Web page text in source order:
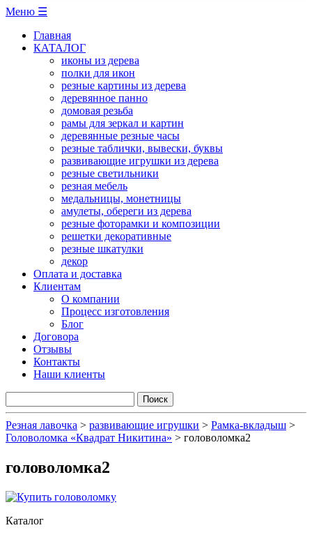
Меню ☰
Главная
КАТАЛОГ
иконы из дерева
полки для икон
резные картины из дерева
деревянное панно
домовая резьба
рамы для зеркал и картин
деревянные резные часы
резные таблички, вывески, буквы
развивающие игрушки из дерева
резные светильники
резная мебель
медальницы, монетницы
амулеты, обереги из дерева
резные фоторамки и композиции
решетки декоративные
резные шкатулки
декор
Оплата и доставка
Клиентам
О компании
Процесс изготовления
Блог
Договора
Отзывы
Контакты
Наши клиенты
Резная лавочка > развивающие игрушки > Рамка-вкладыш >
Головоломка «Квадрат Никитина» > головоломка2
головоломка2
Каталог